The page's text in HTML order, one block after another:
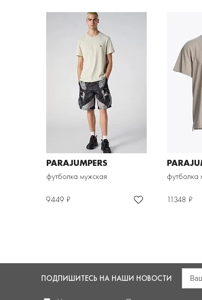
PARAJUMPERS
футболка мужская
9449 ₽
футболка
11348 ₽
ПОДПИШИТЕСЬ НА НАШИ НОВОСТИ